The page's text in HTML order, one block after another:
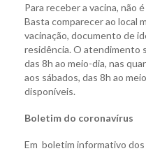
Para receber a vacina, não
Basta comparecer ao local
vacinação, documento de
residência. O atendimento
das 8h ao meio-dia, nas
aos sábados, das 8h ao
disponíveis.
Boletim do coronavírus
Em boletim informativo